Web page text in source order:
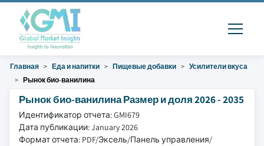
Главная Еда и напитки Пищевые добавки
Усилители вкуса
Рынок био-ванилина
Рынок био-ванилина Размер и доля 2026 - 2035
Идентификатор отчета: GMI679
Дата публикации: January 2026
Формат отчета: PDF/Эксель/Панель управления/